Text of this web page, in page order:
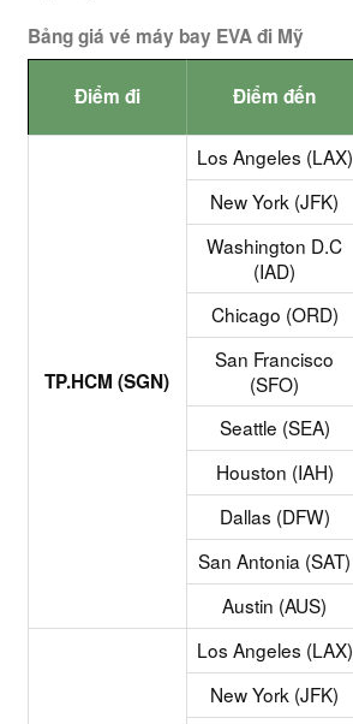
Bảng giá vé máy bay EVA đi Mỹ
Điểm đi Điểm đến
TP.HCM (SGN)
Los Angeles (LAX)
New York (JFK)
Washington D.C
(IAD)
Chicago (ORD)
San Francisco
(SFO)
Seattle (SEA)
Houston (IAH)
Dallas (DFW)
San Antonia (SAT)
Austin (AUS)
Los Angeles (LAX)
New York (JFK)